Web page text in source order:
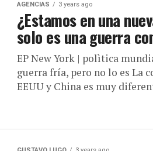
AGENCIAS 3 years ago
¿Estamos en una
solo es una guerra
EP New York | polìtica
guerra fría, pero no lo es La
EEUU y China es muy